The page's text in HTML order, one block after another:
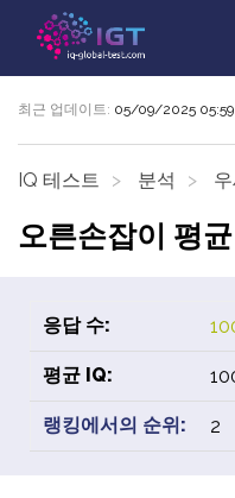
최근 업데이트: 05/09/2025 05:59
IQ 테스트 분석
오른손잡이 평
응답 수:
평균 IQ:
랭킹에서의 순위: 2